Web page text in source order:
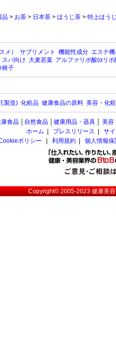
品 > お茶 > 日本茶 > ほうじ茶 > 特上ほう
メ） サプリメント 機能性成分 エステ
スパ向け 大麦若葉 アルファリポ酸(αリポ
椅子
製造) 化粧品 健康食品の原料 美容・化
食品 自然食品 健康用品・器具 美容
ホーム
プレスリリース
サ
ポリシー
利用規約 個人情報
Copyright© 2005-2023健康美